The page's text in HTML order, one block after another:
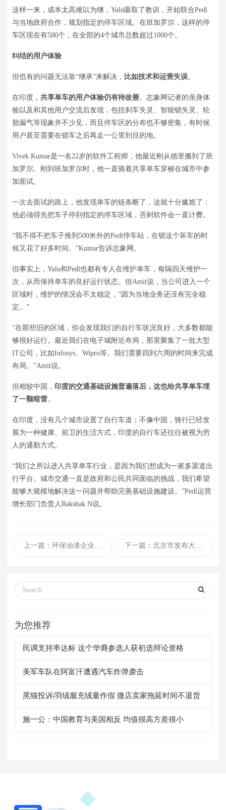
这样一来，成本太高难以为继，Yulu吸取了教训，开始联合Pedl
与当地政府合作，规划指定的停车区域。在班加罗尔，这样的停
车区现在有500个，在全部的4个城市总数超过1000个。
纠结的用户体验
但也有的问题无法靠“继承”来解决， 比如技术和运营失误。
在印度， 共享单车的用户体验仍有待改善。志象网记者的亲身体
验以及和其他用户交流后发现，包括刹车失灵、智能锁失灵、轮
胎漏气等现象并不少见，而且停车区的分布也不够密集，有时候
用户甚至需要在锁车之后再走一公里到目的地。
Vivek Kumar是一名22岁的软件工程师，他最近刚从德里搬到了班
加罗尔。刚到班加罗尔时，他一直骑着共享单车穿梭在城市中参
加面试。
一次去面试的路上，他发现单车的链条断了，这就十分尴尬了：
他必须得先把车子停到指定的停车区域，否则软件会一直计费。
“我不得不把车子推到500米外的Pedl停车站，在锁这个坏车的时
候又花了好多时间。”Kumar告诉志象网。
但事实上，Yulu和Pedl也都有专人在维护单车，每隔四天维护一
次，从而保持单车的良好运行状态。但Amit说，当公司进入一个
区域时，维护的情况会不太稳定，“因为当地业务还没有完全稳
定。”
“在那些旧的区域，你会发现我们的自行车状况良好，大多数都能
够很好运行。最近我们在电子城附近布局，那里聚集了一批大型
IT公司，比如Infosys、Wipro等。我们需要四到六周的时间来完成
布局。”Amit说。
但相较中国， 印度的交通基础设施普遍落后，这也给共享单车埋
了一颗暗雷。
在印度，没有几个城市设置了自行车道；不像中国，骑行已经发
展为一种健康、前卫的生活方式，印度的自行车还往往被视为穷
人的通勤方式。
“我们之所以进入共享单车行业，是因为我们想成为一家多渠道出
行平台。城市交通一直是政府和公民共同面临的挑战，我们希望
能够大规模地解决这一问题并帮助完善基础设施建设。”Pedl运营
增长部门负责人Rakshak N说。
上一篇：环保油漆企业通用dedecms模板 下一篇：北京市发布大风蓝色预警 阵风可达7级左右
为您推荐
民调支持率达标 这个华裔参选人获初选辩论资格
美军车队在阿富汗遭遇汽车炸弹袭击
黑猫投诉|羽绒服充绒量作假 微店卖家拖延时间不退货
施一公：中国教育与美国相反 均值很高方差很小